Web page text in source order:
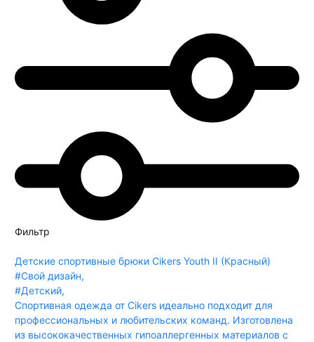
Фильтр
Детские спортивные брюки Cikers Youth II (Красный)
#Свой дизайн,
#Детский,
Спортивная одежда от Cikers идеально подходит для
профессиональных и любительских команд. Изготовлена
из высококачественных гипоаллергенных материалов с